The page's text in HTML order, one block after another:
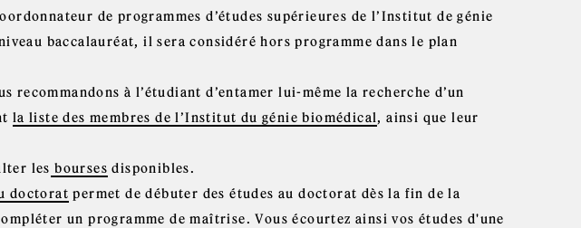
de programmes d’études supérieures de l’Institut de génie
baccalauréat, il sera considéré hors programme dans le plan
recommandons à l’étudiant d’entamer lui-même la recherche d’un
la liste des membres de l’Institut du génie biomédical, ainsi que leur
les bourses disponibles.
doctorat permet de débuter des études au doctorat dès la fin de la
un programme de maîtrise. Vous écourtez ainsi vos études d'une